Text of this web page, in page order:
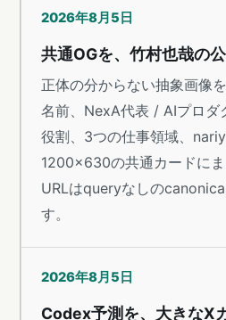
2026年8月5日
共通OGを、竹村也哉の
正体の分からない抽象画像
名前、NexA代表 / AIプロダ
役割、3つの仕事領域、
1200×630の共通カードに
URLはqueryなしの
す。
2026年8月5日
Codex予測を、大きなX